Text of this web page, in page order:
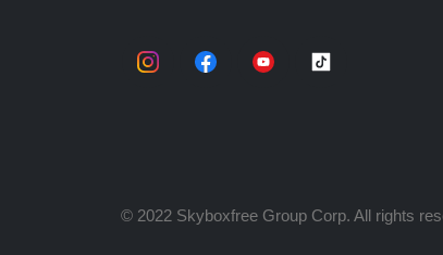
©️ 2022 Skyboxfree Group Corp. All rights